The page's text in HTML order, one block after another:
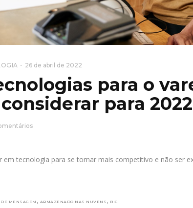
26 de abril de 2022
para o
para 2022
em tecnologia para se tornar mais competitivo e não ser
MENSAGEM , ARMAZENADO NAS NUVENS , BIG